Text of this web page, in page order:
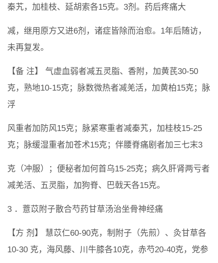
秦艽，加桂枝、延胡索各15克。3剂。药后疼痛大
减，继用原方又进6剂，诸症皆除而治愈。1年后随访，
未再复发。
【备 注】 气虚血弱者减五灵脂、香附，加黄芪30-50
克，熟地10-15克；脉数微热者减羌活，加黄柏15克；脉
浮
风重者加防风15克；脉紧寒重者减秦艽，加桂枝15-25
克；脉缓湿重者加苍术15克；伴腰脊痛剧者加三七末3
克（冲服）；便秘者加何首乌15-25克；病久肝肾两亏者
减羌活、五灵脂，加狗脊、巴戟天各15克。
3 ．薏苡附子散合芍药甘草汤治坐骨神经痛
【方 剂】 慧苡仁60-90克，制附子（先煎）、灸甘草各
10-30 克，海风藤、川牛膝各10克，赤芍20-40克，党参